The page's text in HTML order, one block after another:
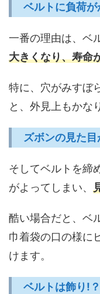
ベルトに負荷が
一番の理由は、ベ
大きくなり、寿命
特に、穴がみすぼ
と、外見上もかな
ズボンの見た
そしてベルトを締
がよってしまい、
酷い場合だと、ベ
巾着袋の口の様に
けます。
ベルトは飾り!？